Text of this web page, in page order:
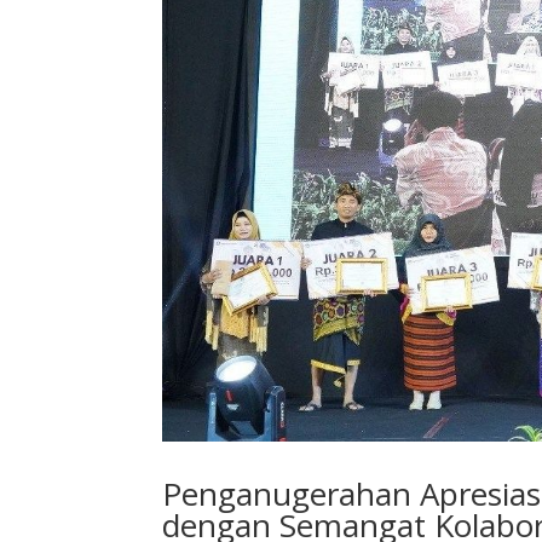
Penganugerahan
dengan Semangat